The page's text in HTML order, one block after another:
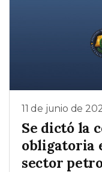
11 de junio de
Se dictó la
obligatoria
sector